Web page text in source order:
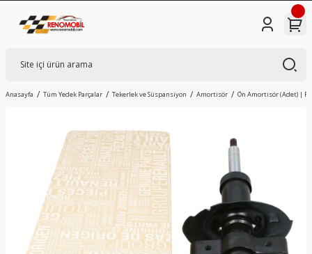
Anasayfa Tüm Yedek Parçalar Tekerlek ve Süspansiyon Amortisör Ön Amortisör (Adet) |